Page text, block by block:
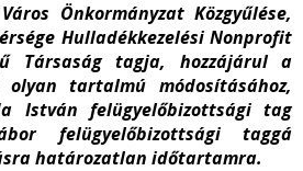
Önkormányzat Közgyűlése,
Hulladékkezelési Nonprofit
Társaság tagja, hozzájárul a
olyan tartalmú módosításához,
István felügyelőbizottsági tag
felügyelőbizottsági taggá
határozatlan időtartamra.